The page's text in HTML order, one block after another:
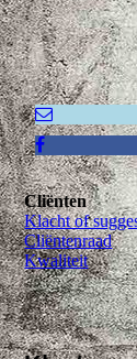
Cliënten
Klacht of
Cliëntenraad
Kwaliteit